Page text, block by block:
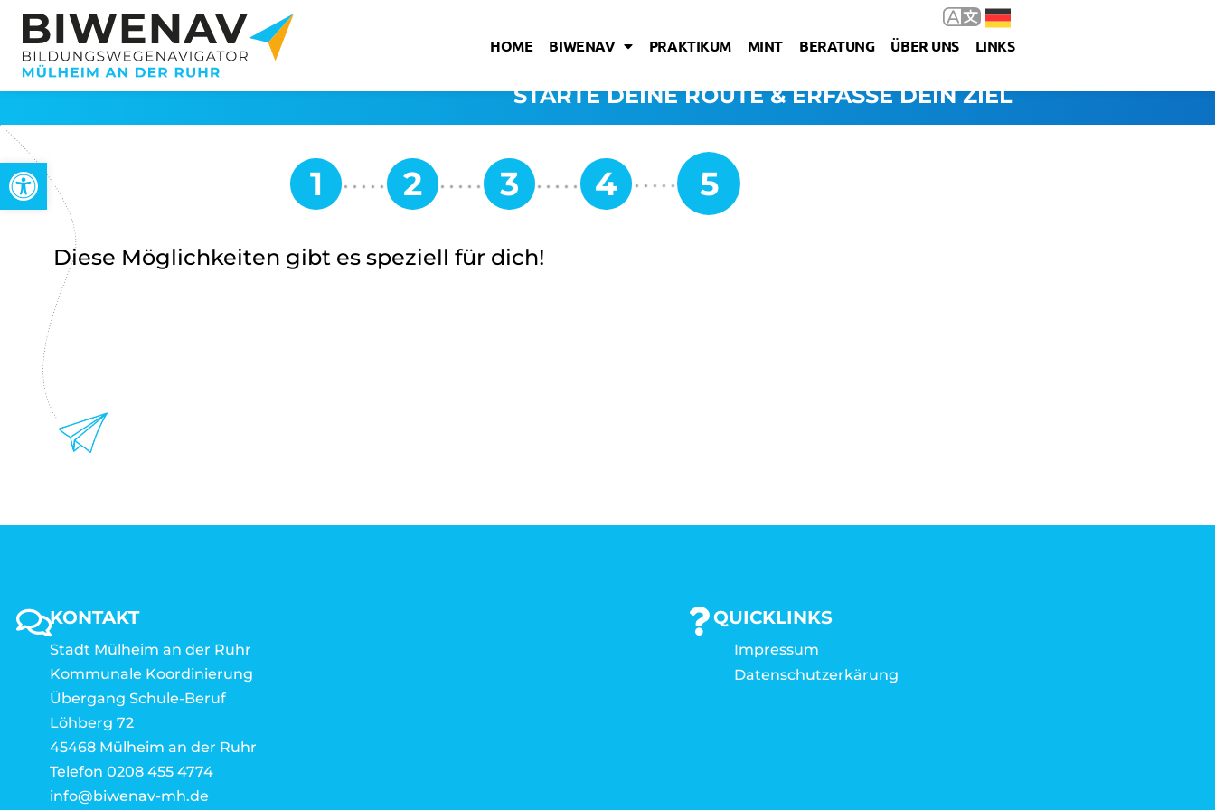
Open toolbar
HOME BIWENAV PRAKTIKUM MINT BERATUNG ÜBER UNS LINKS
STARTE DEINE ROUTE & ERFASSE DEIN ZIEL
Diese Möglichkeiten gibt es speziell für dich!
KONTAKT
Stadt Mülheim an der Ruhr
Kommunale Koordinierung
Übergang Schule-Beruf
Löhberg 72
45468 Mülheim an der Ruhr
Telefon 0208 455 4774
info@biwenav-mh.de
QUICKLINKS
Impressum
Datenschutzerkärung